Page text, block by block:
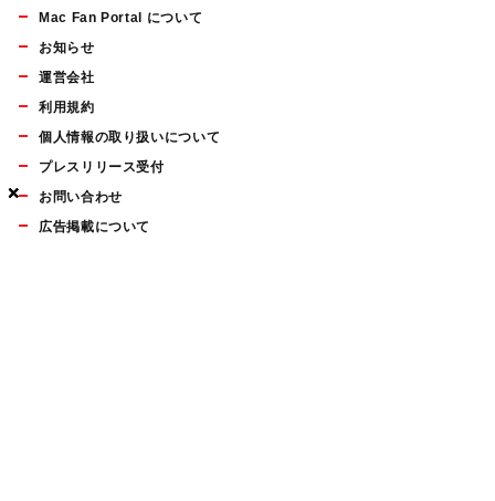
×
×
×
Mac Fan Portal について
お知らせ
運営会社
利用規約
個人情報の取り扱いについて
プレスリリース受付
お問い合わせ
広告掲載について